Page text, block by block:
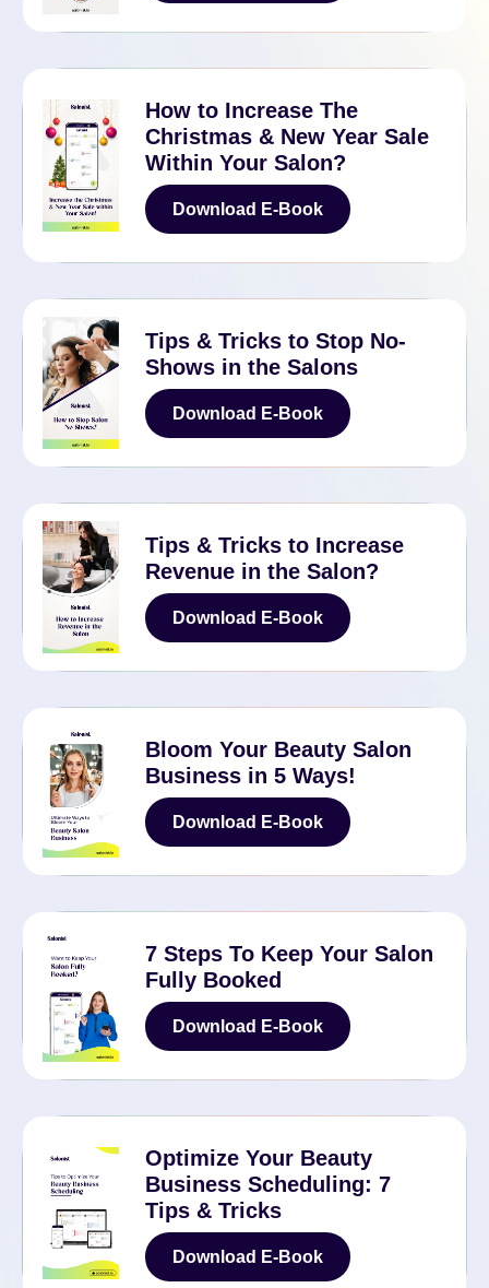
Download E-Book
How to Increase The
Christmas & New Year Sale
Within Your Salon?
Download E-Book
Download E-Book
Tips & Tricks to Stop No-
Shows in the Salons
Download E-Book
Download E-Book
Tips & Tricks to Increase
Revenue in the Salon?
Download E-Book
Download E-Book
Bloom Your Beauty Salon
Business in 5 Ways!
Download E-Book
Download E-Book
7 Steps To Keep Your Salon
Fully Booked
Download E-Book
Download E-Book
Optimize Your Beauty
Business Scheduling: 7
Tips & Tricks
Download E-Book